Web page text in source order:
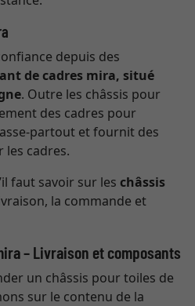
depuis des
de cadres mira, situé
. Outre les châssis pour
des cadres pour
partout et fournit des
les cadres.
faut savoir sur les châssis
la commande et
– Livraison et composants
un châssis pour toiles de
sur le contenu de la